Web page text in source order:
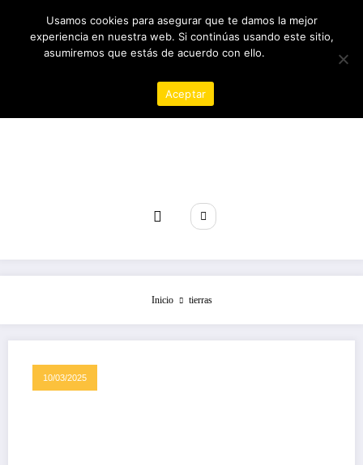
contenido
06/08/2026 2:39:21 PM
Inicio tierras
10/03/2025
Usamos cookies para asegurar que te damos la mejor
experiencia en nuestra web. Si continúas usando este sitio,
asumiremos que estás de acuerdo con ello.
Aceptar